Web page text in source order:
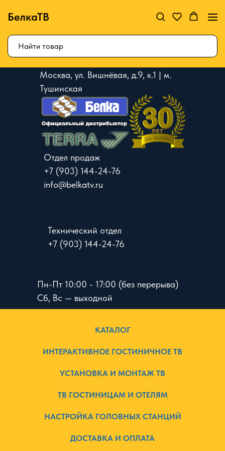
БелкаТВ
Москва, ул. Вишнёвая, д.9, к.1 | м.
Тушинская
Отдел продаж
+7 (903) 144-24-76
info@belkatv.ru
Пн-Пт 10:00 - 17:00 (без перерыва)
Сб, Вс — выходной
Технический отдел
+7 (903) 144-24-76
КАТАЛОГ
ИНТЕРАКТИВНОЕ ГОСТИНИЧНОЕ ТВ
УСТАНОВКА И МОНТАЖ ТВ
ТВ ГОСТИНИЦАМ И ОТЕЛЯМ
НАСТРОЙКА ГОЛОВНЫХ СТАНЦИЙ
ДОСТАВКА И ОПЛАТА